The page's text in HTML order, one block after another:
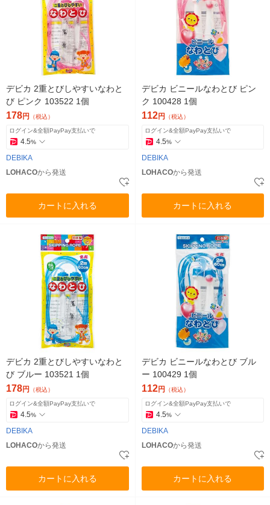
デビカ 2重とびしやすいなわと
び ピンク 103522 1個
178円 （税込）
ログイン&全額PayPay支払いで
4.5%
DEBIKA
LOHACOから発送
カートに入れる
デビカ ビニールなわとび ピン
ク 100428 1個
112円 （税込）
ログイン&全額PayPay支払いで
4.5%
DEBIKA
LOHACOから発送
カートに入れる
デビカ 2重とびしやすいなわと
び ブルー 103521 1個
178円 （税込）
ログイン&全額PayPay支払いで
4.5%
DEBIKA
LOHACOから発送
カートに入れる
デビカ ビニールなわとび ブル
ー 100429 1個
112円 （税込）
ログイン&全額PayPay支払いで
4.5%
DEBIKA
LOHACOから発送
カートに入れる